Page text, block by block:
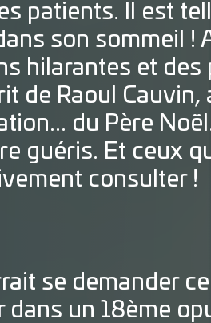
patients. Il est
son sommeil !
hilarantes et
de Raoul
du Père
guéris. Et ceux
consulter !
se demander
dans un 18ème